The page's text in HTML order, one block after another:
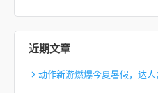
近期文章
动作新游燃爆今夏暑假，达